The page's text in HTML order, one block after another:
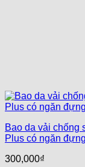
Bao da vải chống
Plus có ngăn
300,000₫